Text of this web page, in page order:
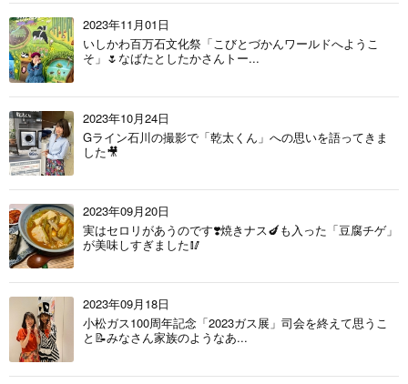
2023年11月01日
いしかわ百万石文化祭「こびとづかんワールドへようこ
そ」🌷なばたとしたかさんトー...
2023年10月24日
Gライン石川の撮影で「乾太くん」への思いを語ってきま
した🎥
2023年09月20日
実はセロリがあうのです❣️焼きナス🍆も入った「豆腐チゲ」
が美味しすぎました🥢
2023年09月18日
小松ガス100周年記念「2023ガス展」司会を終えて思うこ
と📝みなさん家族のようなあ...